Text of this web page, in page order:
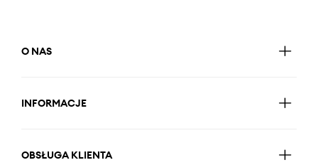
O NAS
INFORMACJE
OBSŁUGA KLIENTA